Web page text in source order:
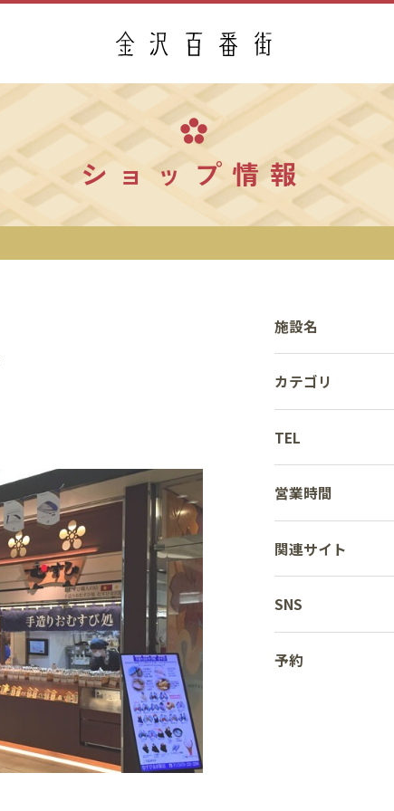
ショップ情報
施設名
カテゴリ
TEL
営業時間
関連サイト
SNS
予約